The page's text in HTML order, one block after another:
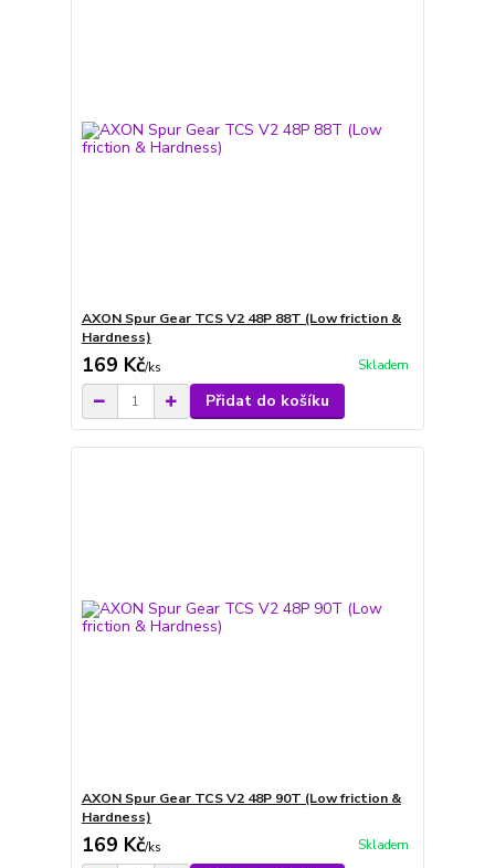
AXON Spur Gear TCS V2 48P 88T (Low friction &
Hardness)
169 Kč/ks Skladem
Přidat do košíku
AXON Spur Gear TCS V2 48P 90T (Low friction &
Hardness)
169 Kč/ks Skladem